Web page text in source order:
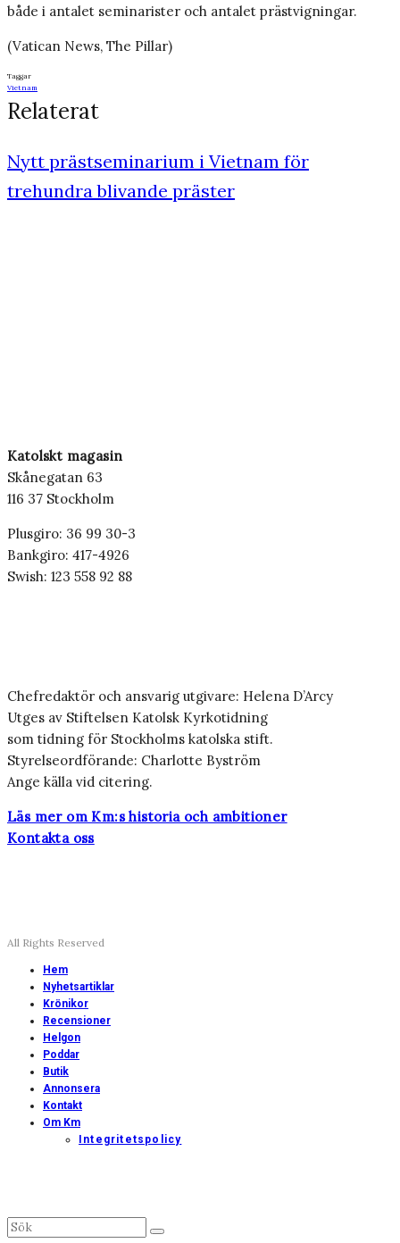
både i antalet seminarister och antalet prästvigningar.
(Vatican News, The Pillar)
Taggar
Vietnam
Relaterat
Nytt prästseminarium i Vietnam för
trehundra blivande präster
Katolskt magasin
Skånegatan 63
116 37 Stockholm
Plusgiro: 36 99 30-3
Bankgiro: 417-4926
Swish: 123 558 92 88
Chefredaktör och ansvarig utgivare: Helena D’Arcy
Utges av Stiftelsen Katolsk Kyrkotidning
som tidning för Stockholms katolska stift.
Styrelseordförande: Charlotte Byström
Ange källa vid citering.
Läs mer om Km:s historia och ambitioner
Kontakta oss
All Rights Reserved
Hem
Nyhetsartiklar
Krönikor
Recensioner
Helgon
Poddar
Butik
Annonsera
Kontakt
Om Km
Integritetspolicy